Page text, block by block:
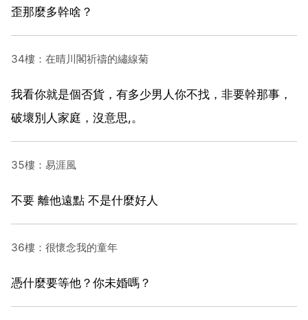
歪那麼多幹啥？
34樓：在晴川閣祈禱的繡線菊
我看你就是個否貨，有多少男人你不找，非要幹那事，
破壞別人家庭，沒意思,。
35樓：易涯風
不要 離他遠點 不是什麼好人
36樓：很懷念我的童年
憑什麼要等他？你未婚嗎？